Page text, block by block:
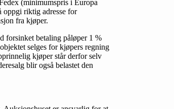
(minimumspris i Europa
oppgi riktig adresse for
fra kjøper.
forsinket betaling påløper 1 %
selges for kjøpers regning
kjøper står derfor selv
blir også belastet den